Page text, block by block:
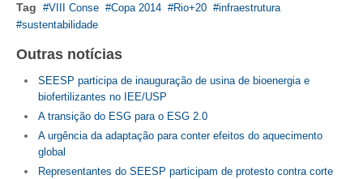
RELEASES
CONTATO
CADASTRO
ASSOCIE-SE
ATUALIZAÇÃO CADASTRAL
Tag VIII Conse Copa 2014 Rio+20
infraestrutura
sustentabilidade
Outras notícias
SEESP participa de inauguração de usina de bioenergia e
biofertilizantes no IEE/USP
A transição do ESG para o ESG 2.0
A urgência da adaptação para conter efeitos do aquecimento
global
Representantes do SEESP participam de protesto contra corte